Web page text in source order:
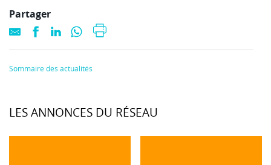
Partager
Sommaire des actualités
LES ANNONCES DU RÉSEAU